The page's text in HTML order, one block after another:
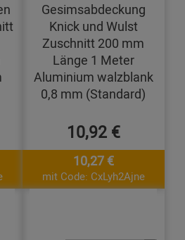
Gesimsabdeckung
Knick und Wulst
Zuschnitt 200 mm
Länge 1 Meter
Aluminium walzblank
0,8 mm (Standard)
10,92 €
10,27 €
mit Code: CxLyh2Ajne